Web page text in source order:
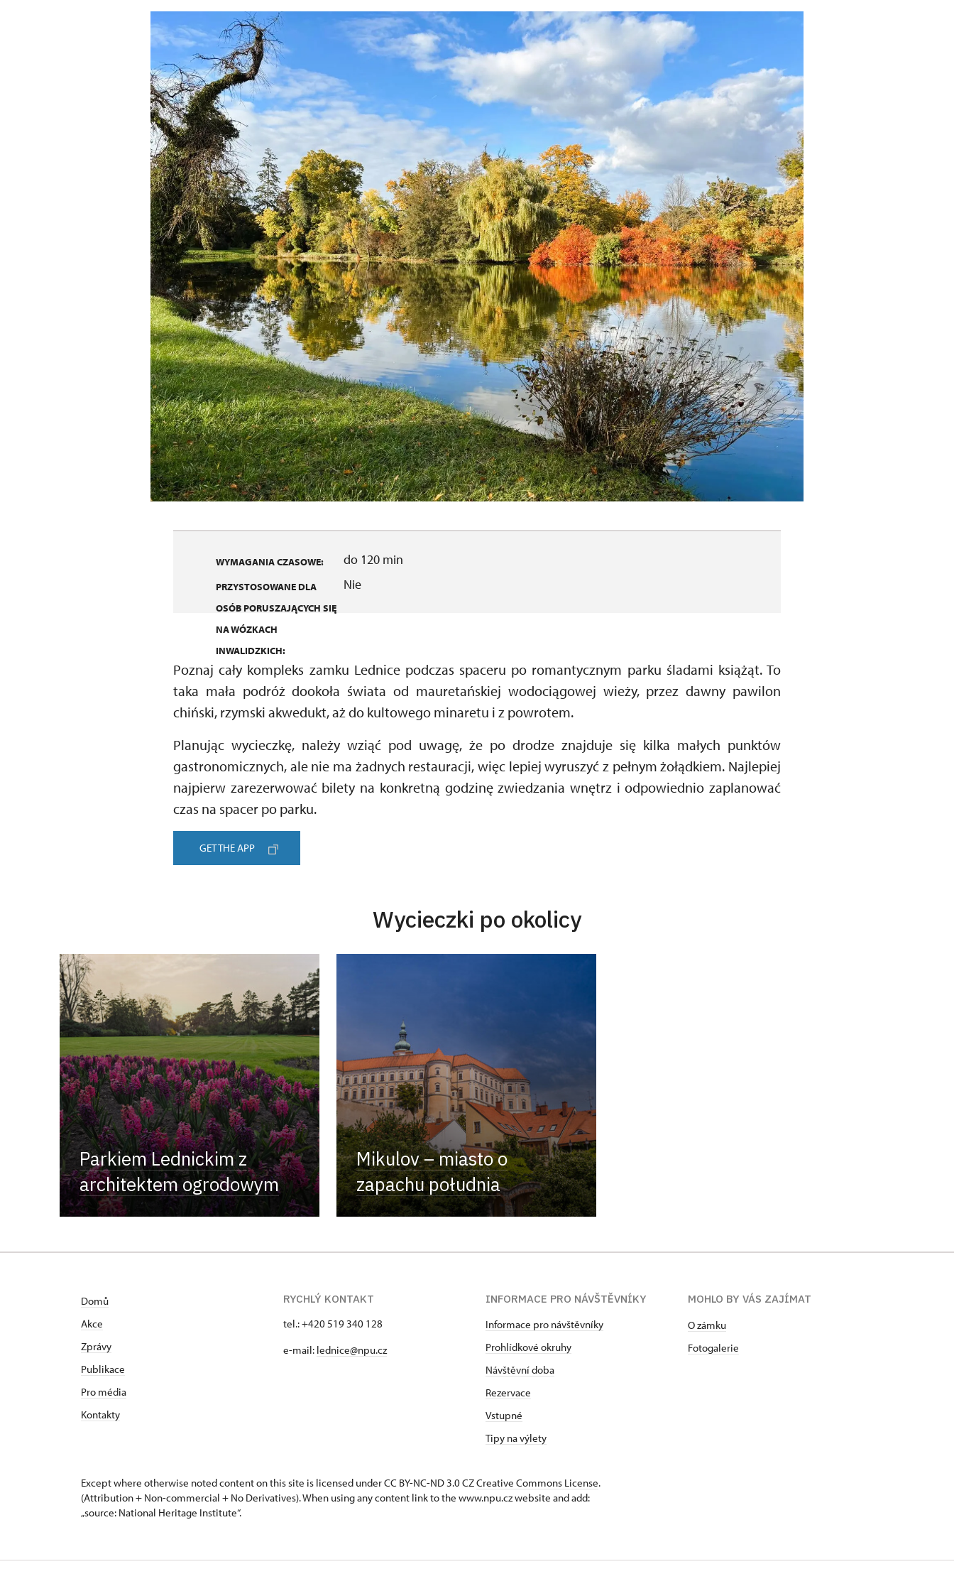
WYMAGANIA CZASOWE: do 120 min
PRZYSTOSOWANE DLA
OSÓB PORUSZAJĄCYCH SIĘ
NA WÓZKACH
INWALIDZKICH:
Nie
Poznaj cały kompleks zamku Lednice podczas spaceru po romantycznym parku śladami książąt. To
taka mała podróż dookoła świata od mauretańskiej wodociągowej wieży, przez dawny pawilon
chiński, rzymski akwedukt, aż do kultowego minaretu i z powrotem.
Planując wycieczkę, należy wziąć pod uwagę, że po drodze znajduje się kilka małych punktów
gastronomicznych, ale nie ma żadnych restauracji, więc lepiej wyruszyć z pełnym żołądkiem. Najlepiej
najpierw zarezerwować bilety na konkretną godzinę zwiedzania wnętrz i odpowiednio zaplanować
czas na spacer po parku.
GET THE APP
Wycieczki po okolicy
Parkiem Lednickim z
architektem ogrodowym
Mikulov – miasto o
zapachu południa
Domů
Akce
Zprávy
Publikace
Pro média
Kontakty
RYCHLÝ KONTAKT
tel.: +420 519 340 128
e-mail: lednice@npu.cz
INFORMACE PRO NÁVŠTĚVNÍKY
Informace pro návštěvníky
Prohlídkové okruhy
Návštěvní doba
Rezervace
Vstupné
Tipy na výlety
MOHLO BY VÁS ZAJÍMAT
O zámku
Fotogalerie
Except where otherwise noted content on this site is licensed under CC BY-NC-ND 3.0 CZCreative Commons License.
(Attribution + Non-commercial + No Derivatives). When using any content link to the www.npu.cz website and add:
„source: National Heritage Institute“.